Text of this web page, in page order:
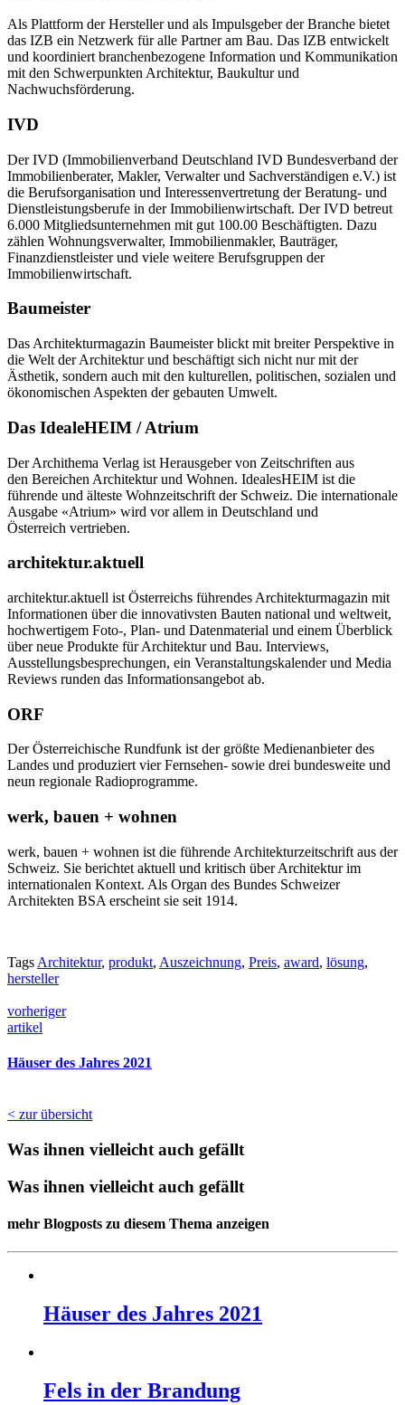
Als Plattform der Hersteller und als Impulsgeber der Branche bietet
das IZB ein Netzwerk für alle Partner am Bau. Das IZB entwickelt
und koordiniert branchenbezogene Information und Kommunikation
mit den Schwerpunkten Architektur, Baukultur und
Nachwuchsförderung.
IVD
Der IVD (Immobilienverband Deutschland IVD Bundesverband der
Immobilienberater, Makler, Verwalter und Sachverständigen e.V.) ist
die Berufsorganisation und Interessenvertretung der Beratung- und
Dienstleistungsberufe in der Immobilienwirtschaft. Der IVD betreut
6.000 Mitgliedsunternehmen mit gut 100.00 Beschäftigten. Dazu
zählen Wohnungsverwalter, Immobilienmakler, Bauträger,
Finanzdienstleister und viele weitere Berufsgruppen der
Immobilienwirtschaft.
Baumeister
Das Architekturmagazin Baumeister blickt mit breiter Perspektive in
die Welt der Architektur und beschäftigt sich nicht nur mit der
Ästhetik, sondern auch mit den kulturellen, politischen, sozialen und
ökonomischen Aspekten der gebauten Umwelt.
Das IdealeHEIM / Atrium
Der Archithema Verlag ist Herausgeber von Zeitschriften aus
den Bereichen Architektur und Wohnen. IdealesHEIM ist die
führende und älteste Wohnzeitschrift der Schweiz. Die internationale
Ausgabe «Atrium» wird vor allem in Deutschland und
Österreich vertrieben.
architektur.aktuell
architektur.aktuell ist Österreichs führendes Architekturmagazin mit
Informationen über die innovativsten Bauten national und weltweit,
hochwertigem Foto-, Plan- und Datenmaterial und einem Überblick
über neue Produkte für Architektur und Bau. Interviews,
Ausstellungsbesprechungen, ein Veranstaltungskalender und Media
Reviews runden das Informationsangebot ab.
ORF
Der Österreichische Rundfunk ist der größte Medienanbieter des
Landes und produziert vier Fernsehen- sowie drei bundesweite und
neun regionale Radioprogramme.
werk, bauen + wohnen
werk, bauen + wohnen ist die führende Architekturzeitschrift aus der
Schweiz. Sie berichtet aktuell und kritisch über Architektur im
internationalen Kontext. Als Organ des Bundes Schweizer
Architekten BSA erscheint sie seit 1914.
Tags Architektur, produkt, Auszeichnung, Preis, award, lösung,
hersteller
vorheriger
artikel
Häuser des Jahres 2021
< zur übersicht
Was ihnen vielleicht auch gefällt
Was ihnen vielleicht auch gefällt
mehr Blogposts zu diesem Thema anzeigen
Häuser des Jahres 2021
Fels in der Brandung